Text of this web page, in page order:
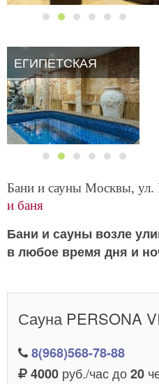
ЕГИПЕТСКАЯ
Бани и сауны Москвы, ул.
и баня
Бани и сауны возле
в любое время дня и
позвонить и
Сауна PERSONA
8(968)568-78-88
4000 руб./час до20